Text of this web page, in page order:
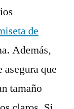
de
Además,
que
tamaño